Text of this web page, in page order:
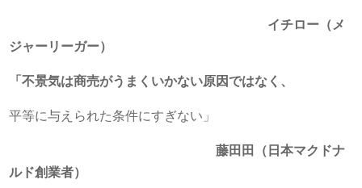
イチロー（メ
ジャーリーガー）
「不景気は商売がうまくいかない原因ではなく、
平等に与えられた条件にすぎない」
藤田田（日本マクドナ
ルド創業者）